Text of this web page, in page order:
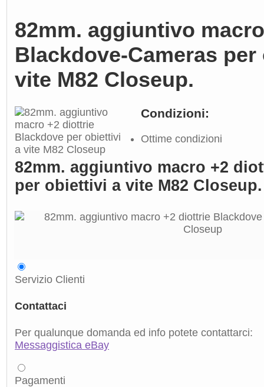
82mm. aggiuntivo
Blackdove-Cameras
vite M82 Closeup.
Condizioni:
Ottime condizioni
82mm. aggiuntivo macro +2
per obiettivi a vite M82 Closeup.
Servizio Clienti
Contattaci
Per qualunque domanda ed info potete contattarci:
Messaggistica eBay
Pagamenti